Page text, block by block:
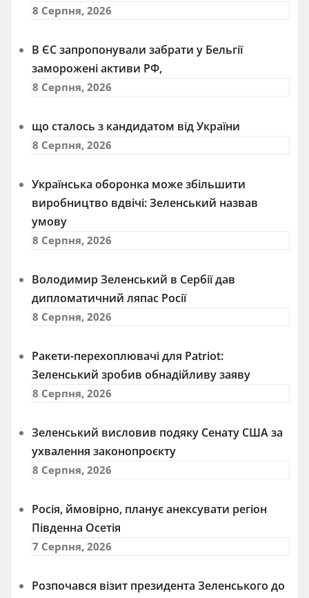
8 Серпня, 2026
В ЄС запропонували забрати у Бельгії
заморожені активи РФ,
8 Серпня, 2026
що сталось з кандидатом від України
8 Серпня, 2026
Українська оборонка може збільшити
виробництво вдвічі: Зеленський назвав
умову
8 Серпня, 2026
Володимир Зеленський в Сербії дав
дипломатичний ляпас Росії
8 Серпня, 2026
Ракети-перехоплювачі для Patriot:
Зеленський зробив обнадійливу заяву
8 Серпня, 2026
Зеленський висловив подяку Сенату США за
ухвалення законопроєкту
8 Серпня, 2026
Росія, ймовірно, планує анексувати регіон
Південна Осетія
7 Серпня, 2026
Розпочався візит президента Зеленського до